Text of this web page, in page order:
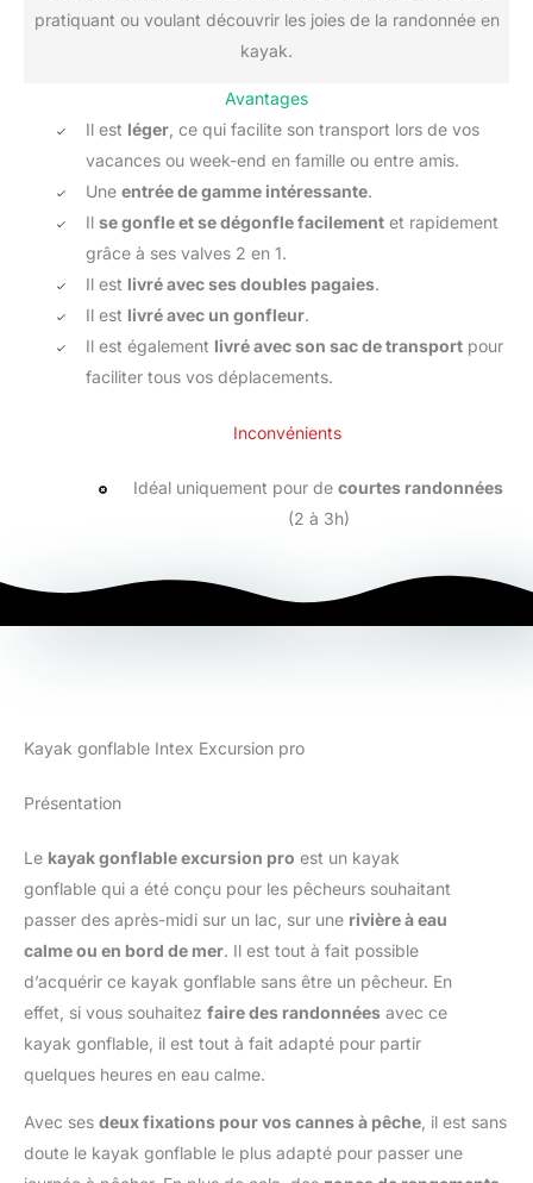
pratiquant ou voulant découvrir les joies de la randonnée en
kayak.
Avantages
Il est léger , ce qui facilite son transport lors de vos
vacances ou week-end en famille ou entre amis.
Une entrée de gamme intéressante.
Il se gonfle et se dégonfle facilement et rapidement
grâce à ses valves 2 en 1.
Il est livré avec ses doubles pagaies.
Il est livré avec un gonfleur.
Il est également livré avec son sac de transport pour
faciliter tous vos déplacements.
Inconvénients
Idéal uniquement pour de courtes randonnées
(2 à 3h)
Kayak gonflable Intex Excursion pro
Présentation
Le kayak gonflable excursion pro est un kayak
gonflable qui a été conçu pour les pêcheurs souhaitant
passer des après-midi sur un lac, sur une rivière à eau
calme ou en bord de mer. Il est tout à fait possible
d’acquérir ce kayak gonflable sans être un pêcheur. En
effet, si vous souhaitez faire des randonnées avec ce
kayak gonflable, il est tout à fait adapté pour partir
quelques heures en eau calme.
Avec ses deux fixations pour vos cannes à pêche , il est sans
doute le kayak gonflable le plus adapté pour passer une